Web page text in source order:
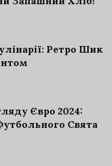
Ретро Шик
Євро 2024:
Свята